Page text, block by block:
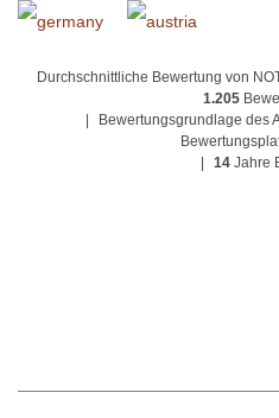
Durchschnittliche Bewertung von
1.205
Bewertungsgrundlage des
14 Jahre